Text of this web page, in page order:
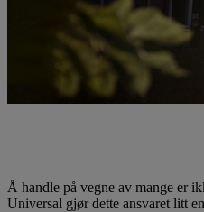
Å handle på vegne av mange er
Universal gjør dette ansvaret litt